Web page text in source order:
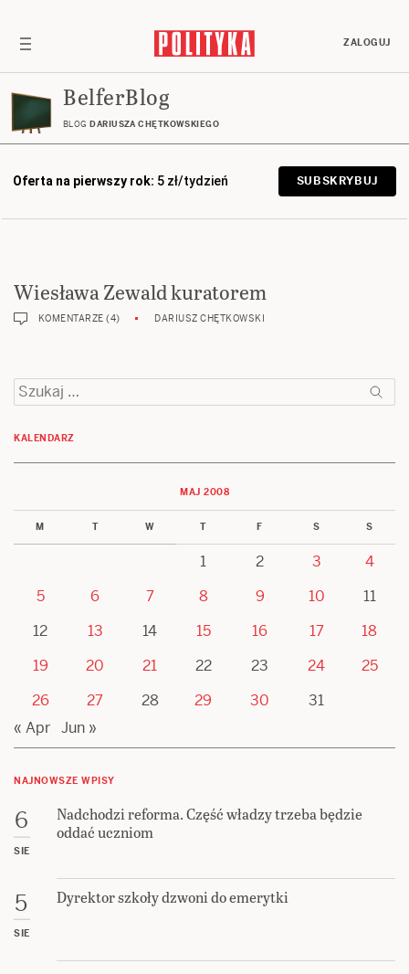
ZALOGUJ
BelferBlog
BLOG DARIUSZA CHĘTKOWSKIEGO
Oferta na pierwszy rok: 5 zł/tydzień SUBSKRYBUJ
Wiesława Zewald kuratorem
KOMENTARZE (4) DARIUSZ CHĘTKOWSKI
Szukaj:
KALENDARZ
MAJ 2008
M T W T F S S
1 2 3
4
5
6 7 8 9 10
11
12
13 14 15 16 17
18
19
20 21 22 23 24
25
26
27 28 29 30
31
« Apr Jun »
NAJNOWSZE WPISY
6
SIE
Nadchodzi reforma. Część władzy trzeba będzie
oddać uczniom
5
SIE
Dyrektor szkoły dzwoni do emerytki